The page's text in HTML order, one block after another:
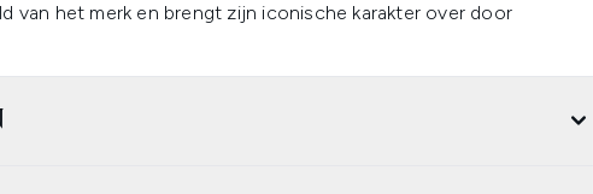
van het merk en brengt zijn iconische karakter over door